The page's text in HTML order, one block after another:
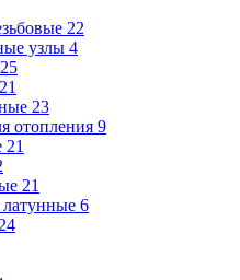
22
узлы 4
25
21
23
отопления 9
21
21
6
24